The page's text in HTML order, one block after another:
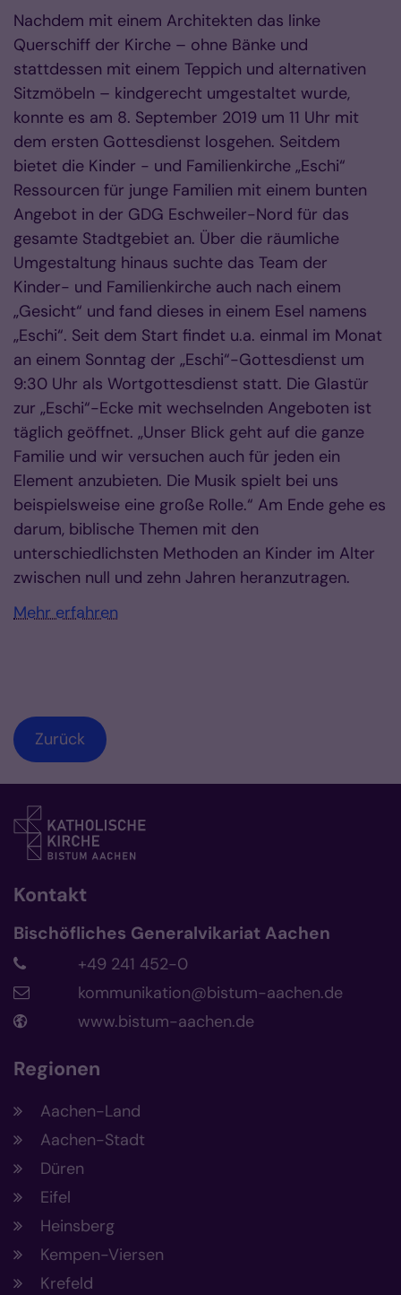
Nachdem mit einem Architekten das linke
Querschiff der Kirche – ohne Bänke und
stattdessen mit einem Teppich und alternativen
Sitzmöbeln – kindgerecht umgestaltet wurde,
konnte es am 8. September 2019 um 11 Uhr mit
dem ersten Gottesdienst losgehen. Seitdem
bietet die Kinder - und Familienkirche „Eschi“
Ressourcen für junge Familien mit einem bunten
Angebot in der GDG Eschweiler-Nord für das
gesamte Stadtgebiet an. Über die räumliche
Umgestaltung hinaus suchte das Team der
Kinder- und Familienkirche auch nach einem
„Gesicht“ und fand dieses in einem Esel namens
„Eschi“. Seit dem Start findet u.a. einmal im Monat
an einem Sonntag der „Eschi“-Gottesdienst um
9:30 Uhr als Wortgottesdienst statt. Die Glastür
zur „Eschi“-Ecke mit wechselnden Angeboten ist
täglich geöffnet. „Unser Blick geht auf die ganze
Familie und wir versuchen auch für jeden ein
Element anzubieten. Die Musik spielt bei uns
beispielsweise eine große Rolle.“ Am Ende gehe es
darum, biblische Themen mit den
unterschiedlichsten Methoden an Kinder im Alter
zwischen null und zehn Jahren heranzutragen.
Mehr erfahren
Zurück
Kontakt
Bischöfliches Generalvikariat Aachen
+49 241 452-0
kommunikation@bistum-aachen.de
www.bistum-aachen.de
Regionen
Aachen-Land
Aachen-Stadt
Düren
Eifel
Heinsberg
Kempen-Viersen
Krefeld